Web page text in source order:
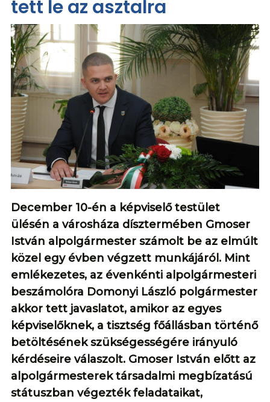
tett le az asztalra
December 10-én a képviselő testület
ülésén a városháza dísztermében Gmoser
István alpolgármester számolt be az elmúlt
közel egy évben végzett munkájáról. Mint
emlékezetes, az évenkénti alpolgármesteri
beszámolóra Domonyi László polgármester
akkor tett javaslatot, amikor az egyes
képviselőknek, a tisztség főállásban történő
betöltésének szükségességére irányuló
kérdéseire válaszolt. Gmoser István előtt az
alpolgármesterek társadalmi megbízatású
státuszban végezték feladataikat,